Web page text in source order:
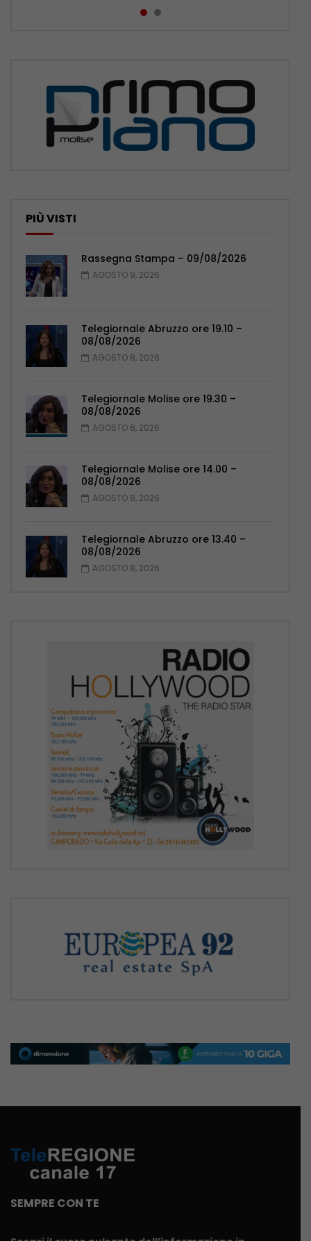
PIÙ VISTI
Rassegna Stampa – 09/08/2026
AGOSTO 9, 2026
Telegiornale Abruzzo ore 19.10 –
08/08/2026
AGOSTO 8, 2026
Telegiornale Molise ore 19.30 –
08/08/2026
AGOSTO 8, 2026
Telegiornale Molise ore 14.00 –
08/08/2026
AGOSTO 8, 2026
Telegiornale Abruzzo ore 13.40 –
08/08/2026
AGOSTO 8, 2026
SEMPRE CON TE